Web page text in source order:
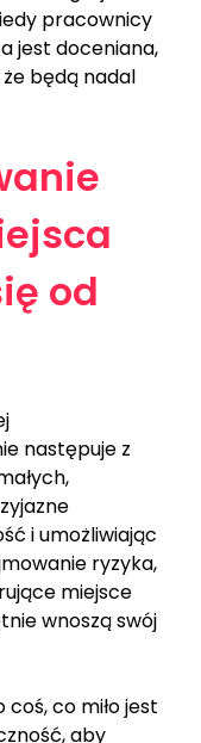
pracownicy
jest doceniana,
będą nadal
od
następuje z
i umożliwiając
ryzyka,
miejsce
wnoszą swój
co miło jest
aby